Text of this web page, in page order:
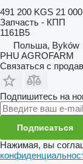
491 200 KGS 21
Запчасть - КПП
1161B5
Польша, Byków
PHU AGROFARM
Связаться с
Подпишитесь на
Подписаться
Нажимая, вы